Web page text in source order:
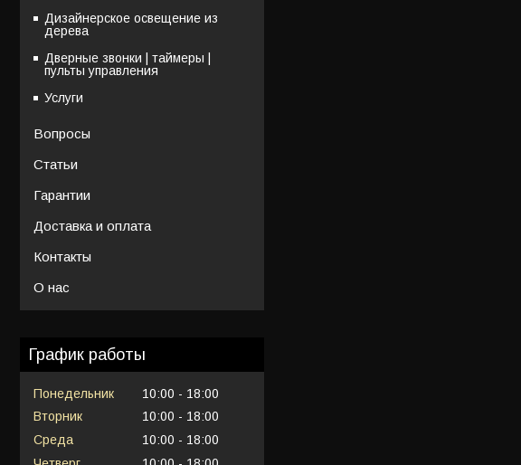
Дизайнерское освещение из
дерева
Дверные звонки | таймеры |
пульты управления
Услуги
Вопросы
Статьи
Гарантии
Доставка и оплата
Контакты
О нас
График работы
Понедельник 10:00
18:00
Вторник
10:00
18:00
Среда
10:00
18:00